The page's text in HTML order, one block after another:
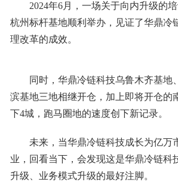
2024年6月，一场关于向内升级的
杭州标杆基地顺利举办，见证了华鼎冷
理改革的成效。
同时，华鼎冷链科技乌鲁木齐基地
滨基地三地相继开仓，加上即将开仓的
下4城，跑马圈地的速度创下新记录。
未来，当华鼎冷链科技成长为亿万
业，回看当下，会发现这是华鼎冷链科
升级、业务模式升级的最好注脚。